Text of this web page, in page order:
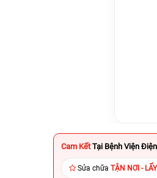
Cam Kết Tại Bệnh Viện
Sửa chữa TẬN NƠI -